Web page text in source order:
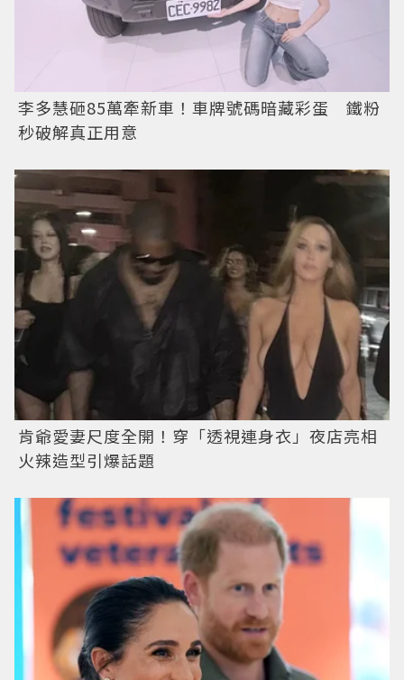
李多慧砸85萬牽新車！車牌號碼暗藏彩蛋 鐵粉
秒破解真正用意
肯爺愛妻尺度全開！穿「透視連身衣」夜店亮相
火辣造型引爆話題